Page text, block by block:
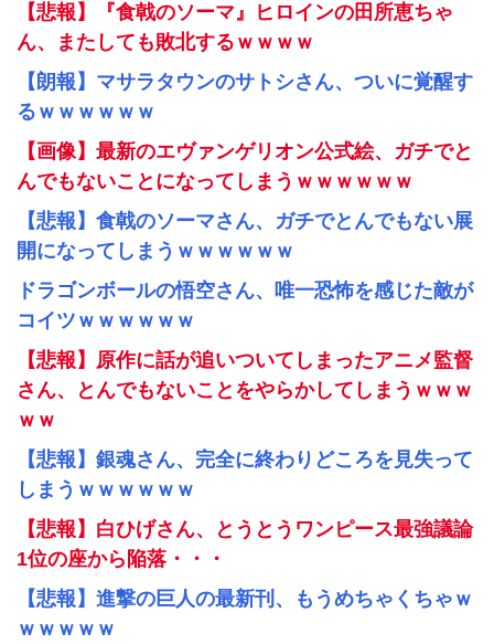
【悲報】『食戟のソーマ』ヒロインの田所恵ちゃ
ん、またしても敗北するｗｗｗｗ
【朗報】マサラタウンのサトシさん、ついに覚醒す
るｗｗｗｗｗｗ
【画像】最新のエヴァンゲリオン公式絵、ガチでと
んでもないことになってしまうｗｗｗｗｗｗ
【悲報】食戟のソーマさん、ガチでとんでもない展
開になってしまうｗｗｗｗｗｗ
ドラゴンボールの悟空さん、唯一恐怖を感じた敵が
コイツｗｗｗｗｗｗ
【悲報】原作に話が追いついてしまったアニメ監督
さん、とんでもないことをやらかしてしまうｗｗｗ
ｗｗ
【悲報】銀魂さん、完全に終わりどころを見失って
しまうｗｗｗｗｗｗ
【悲報】白ひげさん、とうとうワンピース最強議論
1位の座から陥落・・・
【悲報】進撃の巨人の最新刊、もうめちゃくちゃｗ
ｗｗｗｗｗ